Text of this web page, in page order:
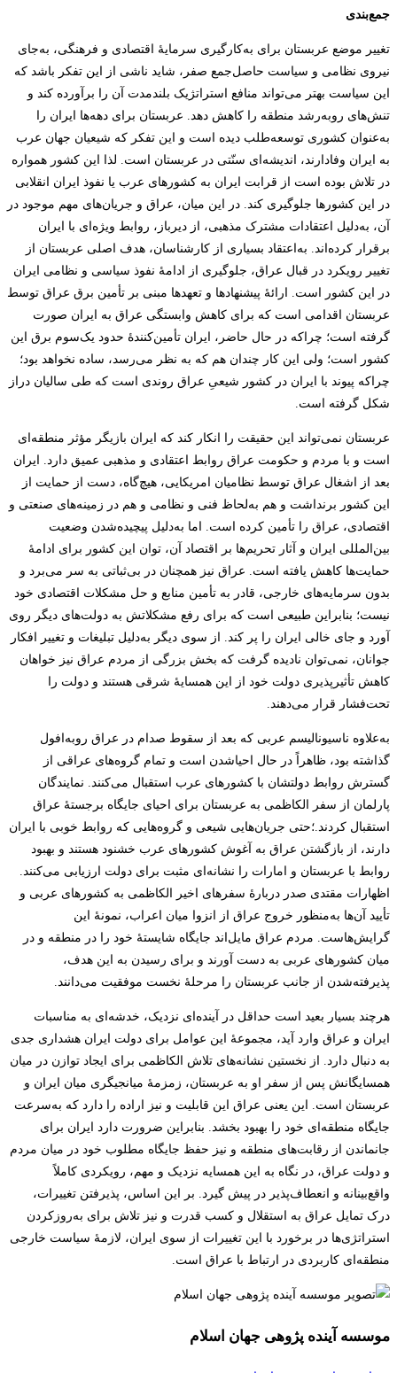
جمع‌بندی
تغییر موضع عربستان برای به‌کارگیری سرمایۀ اقتصادی و فرهنگی، به‌جای
نیروی نظامی و سیاست حاصل‌جمع صفر، شاید ناشی از این تفکر باشد که
این سیاست بهتر می‌تواند منافع استراتژیک بلندمدت آن را برآورده کند و
تنش‌های روبه‌رشد منطقه را کاهش دهد. عربستان برای دهه‌ها ایران را
به‌عنوان کشوری توسعه‌طلب دیده است و این تفکر که شیعیان جهان عرب
به ایران وفادارند، اندیشه‌ای سنّتی در عربستان است. لذا این کشور همواره
در تلاش بوده است از قرابت ایران به کشورهای عرب یا نفوذ ایران انقلابی
در این کشورها جلوگیری کند. در این میان، عراق و جریان‌های مهم موجود در
آن، به‌دلیل اعتقادات مشترک مذهبی، از دیرباز، روابط ویژه‌ای با ایران
برقرار کرده‌اند. به‌اعتقاد بسیاری از کارشناسان، هدف اصلی عربستان از
تغییر رویکرد در قبال عراق، جلوگیری از ادامۀ نفوذ سیاسی و نظامی ایران
در این کشور است. ارائۀ پیشنهادها و تعهدها مبنی بر تأمین برق عراق توسط
عربستان اقدامی است که برای کاهش وابستگی عراق به ایران صورت
گرفته است؛ چراکه در حال حاضر، ایران تأمین‌کنندۀ حدود یک‌سوم برق این
کشور است؛ ولی این کار چندان هم که به نظر می‌‌رسد، ساده نخواهد بود؛
چراکه پیوند با ایران در کشور شیعیِ عراق روندی است که طی سالیان دراز
شکل گرفته است.
عربستان نمی‌تواند این حقیقت را انکار کند که ایران بازیگر مؤثر منطقه‌ای
است و با مردم و حکومت عراق روابط اعتقادی و مذهبی عمیق دارد. ایران
بعد از اشغال عراق توسط نظامیان امریکایی، هیچ‌گاه، دست از حمایت از
این کشور برنداشت و هم به‌لحاظ فنی و نظامی و هم در زمینه‌های صنعتی و
اقتصادی، عراق را تأمین کرده است. اما به‌دلیل پیچیده‌شدن وضعیت
بین‌المللی ایران و آثار تحریم‌ها بر اقتصاد آن، توان این کشور برای ادامۀ
حمایت‌ها کاهش یافته است. عراق نیز همچنان در بی‌ثباتی به سر می‌برد و
بدون سرمایه‌های خارجی، قادر به تأمین منابع و حل مشکلات اقتصادی خود
نیست؛ بنابراین طبیعی است که برای رفع مشکلاتش به دولت‌های دیگر روی
آورد و جای خالی ایران را پر کند. از سوی دیگر به‌دلیل تبلیغات و تغییر افکار
جوانان، نمی‌توان نادیده گرفت که بخش بزرگی از مردم عراق نیز خواهان
کاهش تأثیرپذیری دولت خود از این همسایۀ شرقی هستند و دولت را
تحت‌فشار قرار می‌دهند.
به‌علاوه ناسیونالیسم عربی که بعد از سقوط صدام در عراق روبه‌افول
گذاشته بود، ظاهراً در حال احیاشدن است و تمام گروه‌های عراقی از
گسترش روابط دولتشان با کشورهای عرب استقبال می‌کنند. نمایندگان
پارلمان از سفر الکاظمی به عربستان برای احیای جایگاه برجستۀ عراق
استقبال کردند.؛حتی جریان‌هایی شیعی و گروه‌هایی که روابط خوبی با ایران
دارند، از بازگشتن عراق به آغوش کشورهای عرب خشنود هستند و بهبود
روابط با عربستان و امارات را نشانه‌ای مثبت برای دولت ارزیابی می‌کنند.
اظهارات مقتدی صدر دربارۀ سفرهای اخیر الکاظمی به کشورهای عربی و
تأیید آن‌ها به‌منظور خروج عراق از انزوا میان اعراب، نمونۀ این
گرایش‌هاست. مردم عراق مایل‌اند جایگاه شایستۀ خود را در منطقه و در
میان کشورهای عربی به دست آورند و برای رسیدن به این هدف،
پذیرفته‌شدن از جانب عربستان را مرحلۀ نخست موفقیت می‌دانند.
هرچند بسیار بعید است حداقل در آینده‌ای نزدیک، خدشه‌ای به مناسبات
ایران و عراق وارد آید، مجموعۀ این عوامل برای دولت ایران هشداری جدی
به دنبال دارد. از نخستین نشانه‌های تلاش الکاظمی برای ایجاد توازن در میان
همسایگانش پس از سفر او به عربستان، زمزمۀ میانجیگری میان ایران و
عربستان است. این یعنی عراق این قابلیت و نیز اراده را دارد که به‌سرعت
جایگاه منطقه‌ای خود را بهبود بخشد. بنابراین ضرورت دارد ایران برای
جانماندن از رقابت‌های منطقه و نیز حفظ جایگاه مطلوب خود در میان مردم
و دولت عراق، در نگاه به این همسایه نزدیک و مهم، رویکردی کاملاً
واقع‌بینانه و انعطاف‌پذیر در پیش گیرد. بر این اساس، پذیرفتن تغییرات،
درک تمایل عراق به استقلال و کسب قدرت و نیز تلاش برای به‌روزکردن
استراتژی‌ها در برخورد با این تغییرات از سوی ایران، لازمۀ سیاست خارجی
منطقه‌ای کاربردی در ارتباط با عراق است.
موسسه آینده پژوهی جهان اسلام